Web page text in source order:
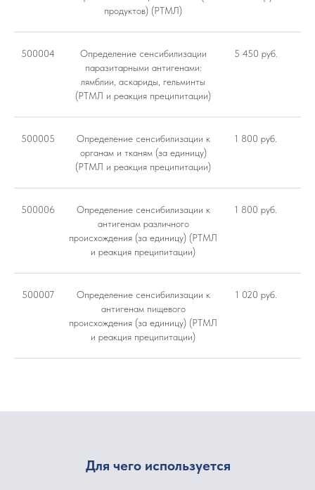
продуктов) (РТМЛ)
500004
Определение сенсибилизации
паразитарными антигенами:
лямблии, аскариды, гельминты
(РТМЛ и реакция преципитации)
5 450 руб.
500005
Определение сенсибилизации к
органам и тканям (за единицу)
(РТМЛ и реакция преципитации)
1 800 руб.
500006
Определение сенсибилизации к
антигенам различного
происхождения (за единицу) (РТМЛ
и реакция преципитации)
1 800 руб.
500007
Определение сенсибилизации к
антигенам пищевого
происхождения (за единицу) (РТМЛ
и реакция преципитации)
1 020 руб.
Для чего используется